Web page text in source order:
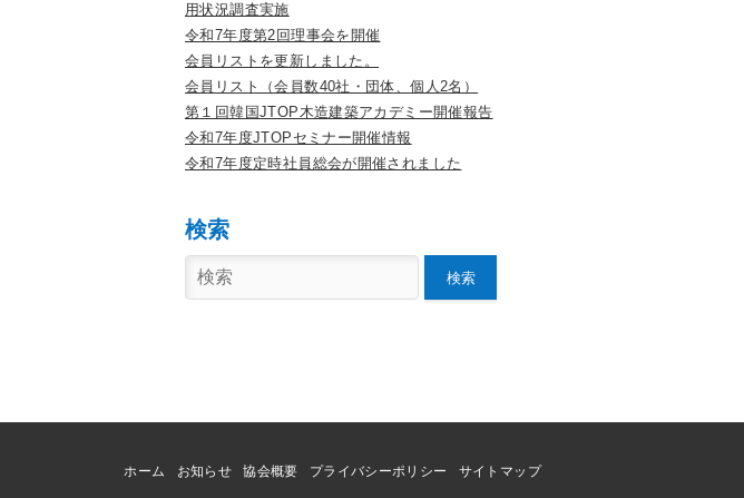
用状況調査実施
令和7年度第2回理事会を開催
会員リストを更新しました。
会員リスト（会員数40社・団体、個人2名）
第１回韓国JTOP木造建築アカデミー開催報告
令和7年度JTOPセミナー開催情報
令和7年度定時社員総会が開催されました
検索
検索
ホーム お知らせ 協会概要 プライバシーポリシー サイトマップ